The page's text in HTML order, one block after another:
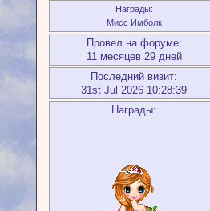
Награды:
Мисс Имболк
Провел на форуме:
11 месяцев 29 дней
Последний визит:
31st Jul 2026 10:28:39
Награды: